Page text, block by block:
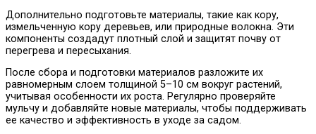
Дополнительно подготовьте материалы, такие как кору,
измельченную кору деревьев, или природные волокна. Эти
компоненты создадут плотный слой и защитят почву от
перегрева и пересыхания.
После сбора и подготовки материалов разложите их
равномерным слоем толщиной 5–10 см вокруг растений,
учитывая особенности их роста. Регулярно проверяйте
мульчу и добавляйте новые материалы, чтобы поддерживать
ее качество и эффективность в уходе за садом.